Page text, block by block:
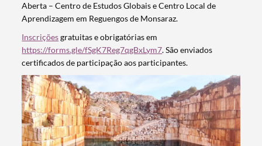
Aberta – Centro de Estudos Globais e Centro Local de
Aprendizagem em Reguengos de Monsaraz.
Inscriçõesgratuitas e obrigatórias em
https://forms.gle/fSgK7Reg7qgBxLym7. São enviados
certificados de participação aos participantes.